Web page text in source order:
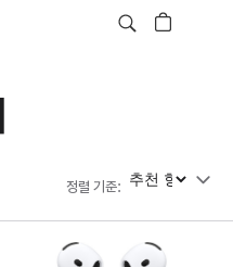
정렬 기준: 정렬 기준